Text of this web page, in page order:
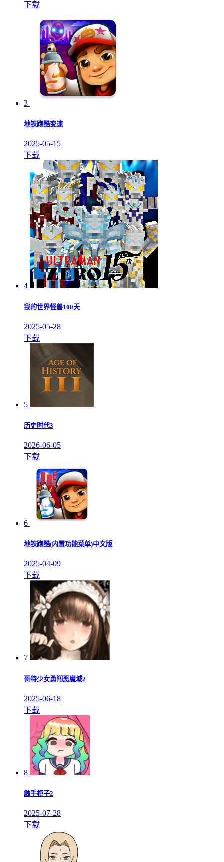
下载
3
地铁跑酷变速
2025-05-15
下载
4
我的世界怪兽100天
2025-05-28
下载
5
历史时代3
2026-06-05
下载
6
地铁跑酷(内置功能菜单)中文版
2025-04-09
下载
7
哥特少女勇闯恶魔城2
2025-06-18
下载
8
触手柜子2
2025-07-28
下载